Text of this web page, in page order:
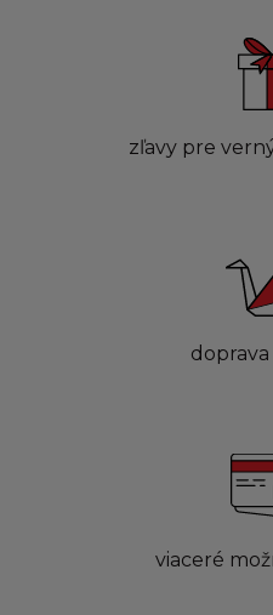
zľavy pre
viaceré